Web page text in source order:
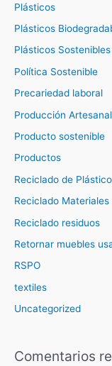
Plásticos
Plásticos
Plásticos Sostenibles
Política Sostenible
Precariedad laboral
Producción Artesanal
Producto sostenible
Productos
Reciclado de
Reciclado Materiales
Reciclado residuos
Retornar muebles
RSPO
textiles
Uncategorized
Comentarios